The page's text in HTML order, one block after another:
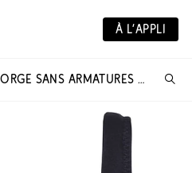
À L’APPLI
LOT DE 3 SOUTIENS-GORGE SANS ARMATURES AVEC COTON